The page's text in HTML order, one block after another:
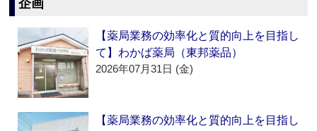
企画
【薬局業務の効率化と質的向上を目指し
て】わかば薬局（東邦薬品）
2026年07月31日 (金)
【薬局業務の効率化と質的向上を目指し